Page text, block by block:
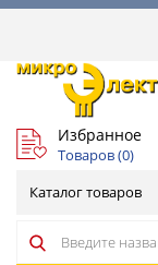
Избранное
Товаров (0)
Каталог товаров